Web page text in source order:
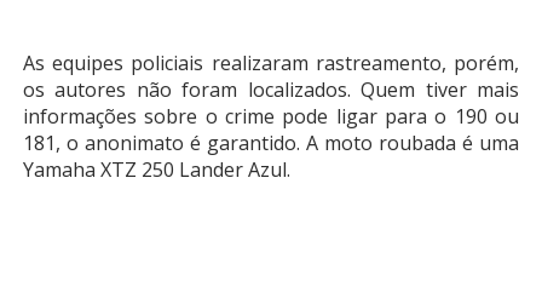
As equipes policiais realizaram rastreamento, porém,
os autores não foram localizados. Quem tiver mais
informações sobre o crime pode ligar para o 190 ou
181, o anonimato é garantido. A moto roubada é uma
Yamaha XTZ 250 Lander Azul.